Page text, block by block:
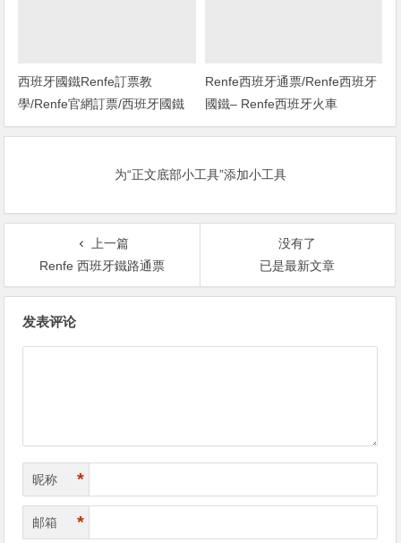
西班牙國鐵Renfe訂票教
學/Renfe官網訂票/西班牙國鐵
搭乘心得/Renfe訂票2017
Renfe西班牙通票/Renfe西班牙
國鐵– Renfe西班牙火車
为“正文底部小工具”添加小工具
上一篇
Renfe 西班牙鐵路通票
没有了
已是最新文章
发表评论
昵称 *
邮箱 *